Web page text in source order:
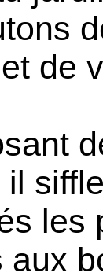
de
les
aux